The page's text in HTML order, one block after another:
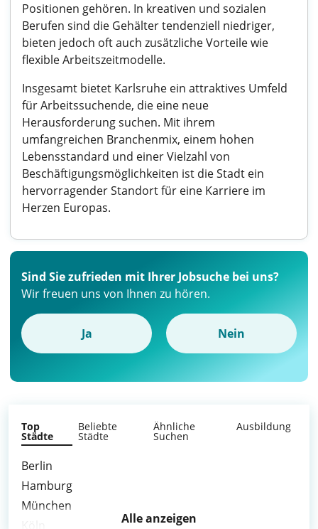
Positionen gehören. In kreativen und sozialen
Berufen sind die Gehälter tendenziell niedriger,
bieten jedoch oft auch zusätzliche Vorteile wie
flexible Arbeitszeitmodelle.
Insgesamt bietet Karlsruhe ein attraktives Umfeld
für Arbeitssuchende, die eine neue
Herausforderung suchen. Mit ihrem
umfangreichen Branchenmix, einem hohen
Lebensstandard und einer Vielzahl von
Beschäftigungsmöglichkeiten ist die Stadt ein
hervorragender Standort für eine Karriere im
Herzen Europas.
Sind Sie zufrieden mit Ihrer Jobsuche bei uns?
Wir freuen uns von Ihnen zu hören.
Ja Nein
Top
Städte
Beliebte
Städte
Ähnliche
Suchen
Ausbildung
Berlin
Hamburg
München
Alle anzeigen